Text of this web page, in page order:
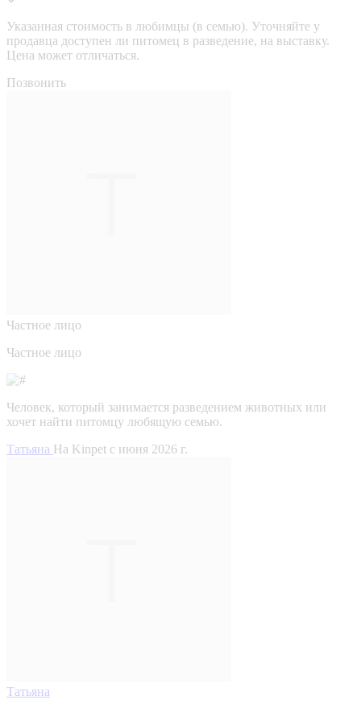
Указанная стоимость в любимцы (в семью). Уточняйте у
продавца доступен ли питомец в разведение, на выставку.
Цена может отличаться.
Позвонить
Частное лицо
Частное лицо
Человек, который занимается разведением животных или
хочет найти питомцу любящую семью.
Татьяна На Kinpet c июня 2026 г.
Татьяна